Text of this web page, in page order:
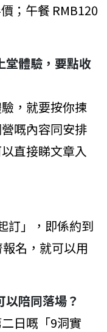
；午餐 RMB120
堂體驗，要點收
，就要按你揀
嘅內容同安排
直接睇文章入
訂」，即係約到
名，就可以用
陪同落場？
日嘅「9洞實